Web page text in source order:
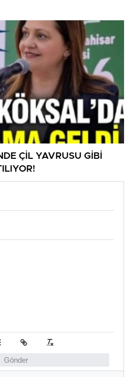
ÇİL YAVRUSU GİBİ
Gönder